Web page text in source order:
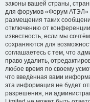
законы вашей страны,
для форумов «Форум АТЭЛ»
размещения таких
отключению от
известность, если мы
сохраняются для
соглашаетесь с тем, что
право удалить,
любое время по своему
что введённая вами
эта информация не будет
разрешения, ни